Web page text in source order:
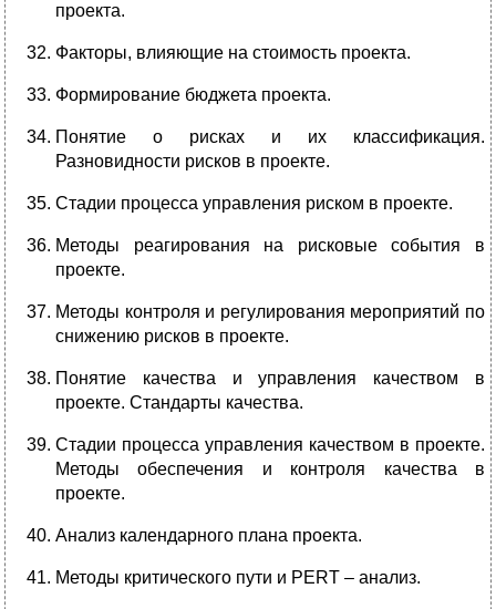
проекта.
Факторы, влияющие на стоимость проекта.
Формирование бюджета проекта.
Понятие о рисках и их классификация.
Разновидности рисков в проекте.
Стадии процесса управления риском в проекте.
Методы реагирования на рисковые события в
проекте.
Методы контроля и регулирования мероприятий по
снижению рисков в проекте.
Понятие качества и управления
качеством в
проекте. Стандарты качества.
Стадии процесса управления качеством в проекте.
Методы обеспечения и контроля качества в
проекте.
Анализ календарного плана проекта.
Методы критического пути и PERT – анализ.